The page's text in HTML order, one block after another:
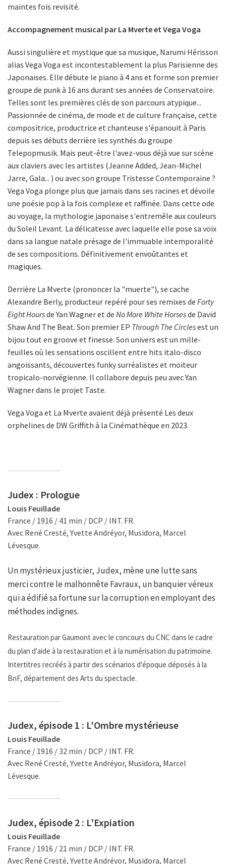
maintes fois revisité.
Accompagnement musical par La Mverte et Vega Voga
Aussi singulière et mystique que sa musique, Narumi Hérisson
alias Vega Voga est incontestablement la plus Parisienne des
Japonaises. Elle débute le piano à 4 ans et forme son premier
groupe de punk à 16 ans durant ses années de Conservatoire.
Telles sont les premières clés de son parcours atypique...
Passionnée de cinéma, de mode et de culture française, cette
compositrice, productrice et chanteuse s'épanouit à Paris
depuis ses débuts derrière les synthés du groupe
Telepopmusik. Mais peut-être l'avez-vous déjà vue sur scène
aux claviers avec les artistes (Jeanne Added, Jean-Michel
Jarre, Gala... ) ou avec son groupe Tristesse Contemporaine ?
Vega Voga plonge plus que jamais dans ses racines et dévoile
une poésie pop à la fois complexe et raffinée. Dans cette ode
au voyage, la mythologie japonaise s'entremêle aux couleurs
du Soleil Levant. La délicatesse avec laquelle elle pose sa voix
dans sa langue natale présage de l'immuable intemporalité
de ses compositions. Définitivement envoûtantes et
magiques.
Derrière La Mverte (prononcer la "muerte"), se cache
Alexandre Berly, producteur repéré pour ses remixes de Forty
Eight Hoursde Yan Wagner et de No More White Horsesde David
Shaw And The Beat. Son premier EP Through The Circlesest un
bijou tout en groove et finesse. Son univers est un mille-
feuilles où les sensations oscillent entre hits italo-disco
angoissants, découvertes funky surréalistes et moiteur
tropicalo-norvégienne. Il collabore depuis peu avec Yan
Wagner dans le projet Taste.
Vega Voga et La Mverte avaient déjà présenté Les deux
orphelines de DW Griffith à la Cinémathèque en 2023.
Judex : Prologue
Louis Feuillade
France / 1916 / 41 min / DCP / INT. FR.
Avec René Cresté, Yvette Andréyor, Musidora, Marcel
Lévesque.
Un mystérieux justicier, Judex, mène une lutte sans
merci contre le malhonnête Favraux, un banquier véreux
qui a édifié sa fortune sur la corruption en employant des
méthodes indignes.
Restauration par Gaumont avec le concours du CNC dans le cadre
du plan d'aide à la restauration et à la numérisation du patrimoine.
Intertitres recréés à partir des scénarios d'époque déposés à la
BnF, département des Arts du spectacle.
Judex, épisode 1 : L'Ombre mystérieuse
Louis Feuillade
France / 1916 / 32 min / DCP / INT. FR.
Avec René Cresté, Yvette Andréyor, Musidora, Marcel
Lévesque.
Judex, épisode 2 : L'Expiation
Louis Feuillade
France / 1916 / 21 min / DCP / INT. FR.
Avec René Cresté, Yvette Andréyor, Musidora, Marcel